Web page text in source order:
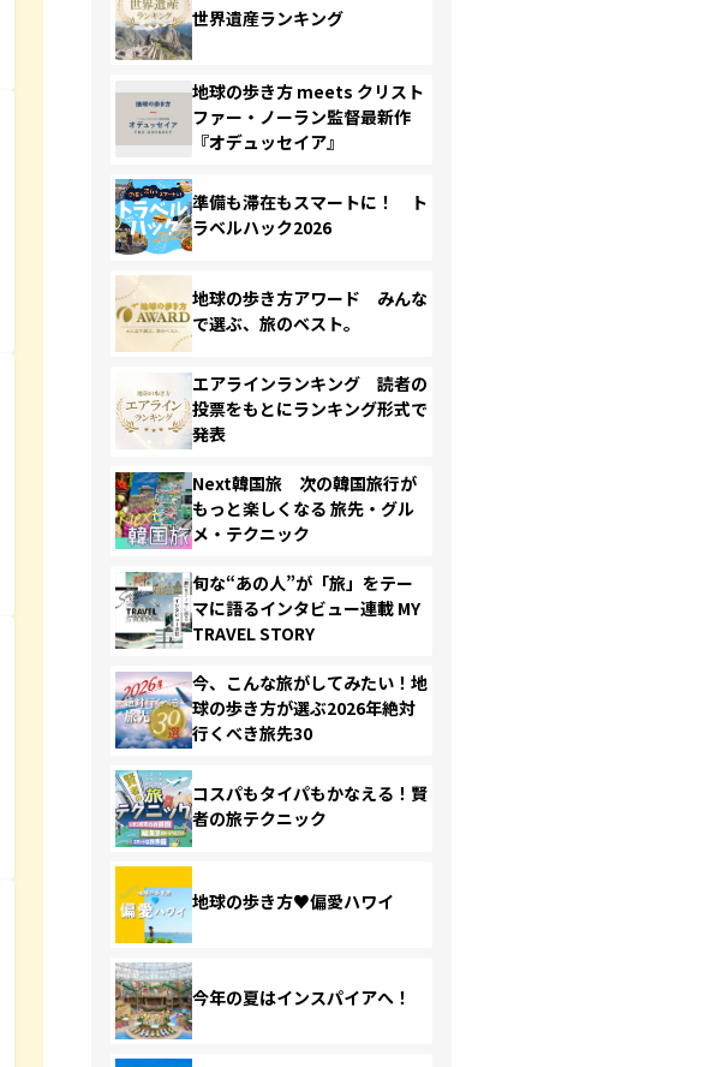
世界遺産ランキング
地球の歩き方 meets クリスト
ファー・ノーラン監督最新作
『オデュッセイア』
準備も滞在もスマートに！ ト
ラベルハック2026
地球の歩き方アワード みんな
で選ぶ、旅のベスト。
エアラインランキング 読者の
投票をもとにランキング形式で
発表
Next韓国旅 次の韓国旅行が
もっと楽しくなる 旅先・グル
メ・テクニック
旬な“あの人”が「旅」をテー
マに語るインタビュー連載 MY
TRAVEL STORY
今、こんな旅がしてみたい！地
球の歩き方が選ぶ2026年絶対
行くべき旅先30
コスパもタイパもかなえる！賢
者の旅テクニック
地球の歩き方♥偏愛ハワイ
今年の夏はインスパイアへ！